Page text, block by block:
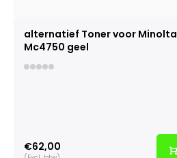
alternatief Toner voor Minolta
Mc4750 geel
€62,00